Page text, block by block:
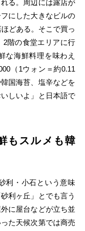
る。周辺には露店が
にした大きなビルの
どある。そこで買っ
2階の食堂エリアに行
な海鮮料理を味わえ
（1ウォン＝約0.11
国海苔、塩辛などを
しいよ」と日本語で
もスルメも韓
利・小石という意味
利ヶ丘」とでも言う
に屋台などが立ち並
た天候次第では商売